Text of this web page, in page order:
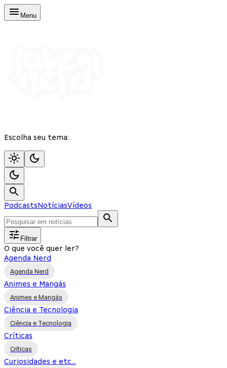
Menu
Escolha seu tema:
PodcastsNotíciasVídeos
Filtrar
O que você quer ler?
Agenda Nerd
Agenda Nerd
Animes e Mangás
Animes e Mangás
Ciência e Tecnologia
Ciência e Tecnologia
Críticas
Críticas
Curiosidades e etc...